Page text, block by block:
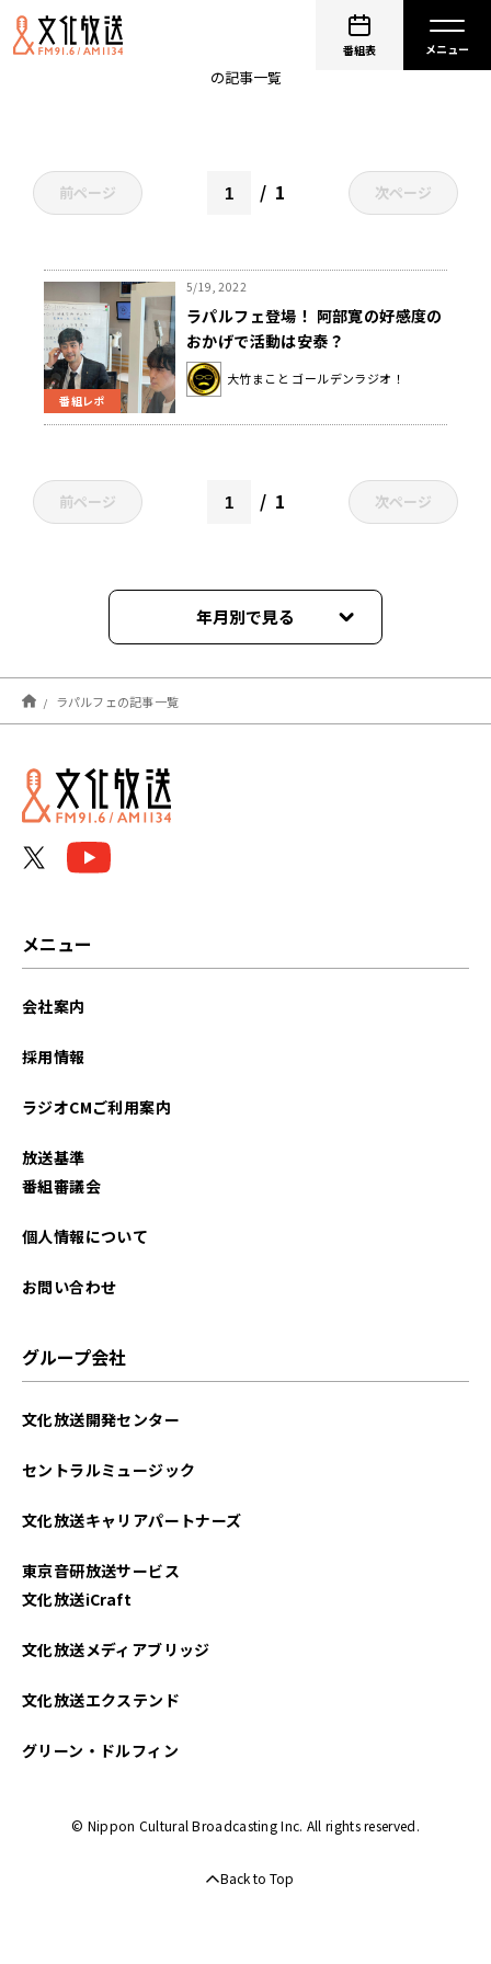
番組表
の記事一覧
前ページ 1 次ページ
番組レポ
5/19, 2022
ラパルフェ登場！ 阿部寛の好感度の
おかげで活動は安泰？
大竹まこと ゴールデンラジオ！
前ページ 1 次ページ
年月別で見る
2023年04月
2022年05月
2022年01月
ラパルフェの記事一覧
メニュー
会社案内
採用情報
ラジオCMご利用案内
放送基準
番組審議会
個人情報について
お問い合わせ
グループ会社
文化放送開発センター
セントラルミュージック
文化放送キャリアパートナーズ
東京音研放送サービス
文化放送iCraft
文化放送メディアブリッジ
文化放送エクステンド
グリーン・ドルフィン
© Nippon Cultural Broadcasting Inc. All rights reserved.
Back to Top